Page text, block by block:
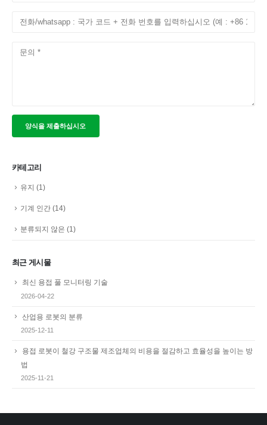
카테고리
유지 (1)
기계 인간 (14)
분류되지 않은 (1)
최근 게시물
최신 용접 풀 모니터링 기술
2026-04-22
산업용 로봇의 분류
2025-12-11
용접 로봇이 철강 구조물 제조업체의 비용을 절감하고 효율성을 높이는 방
법
2025-11-21